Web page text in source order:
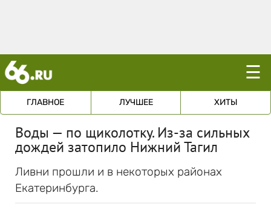
☰
ГЛАВНОЕ ЛУЧШЕЕ ХИТЫ
Воды — по щиколотку. Из-за сильных
дождей затопило Нижний Тагил
Ливни прошли и в некоторых районах
Екатеринбурга.